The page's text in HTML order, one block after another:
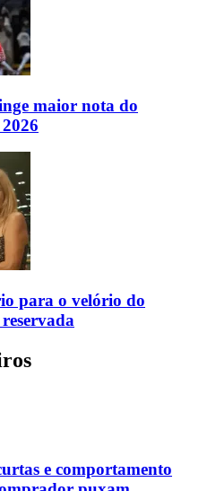
maior nota do
para o velório do
e comportamento